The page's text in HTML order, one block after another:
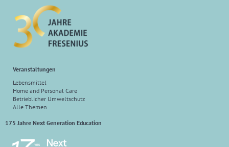
Veranstaltungen
Lebensmittel
Home and Personal Care
Betrieblicher Umweltschutz
Alle Themen
175 Jahre Next Generation Education